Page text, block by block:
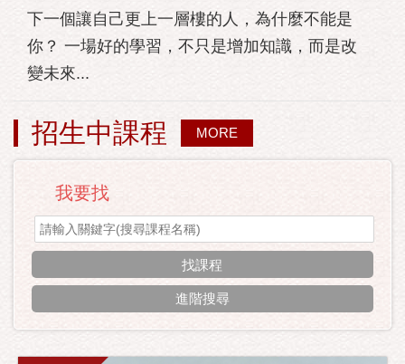
下一個讓自己更上一層樓的人，為什麼不能是
你？ 一場好的學習，不只是增加知識，而是改
變未來...
招生中課程 MORE
我要找
進階搜尋